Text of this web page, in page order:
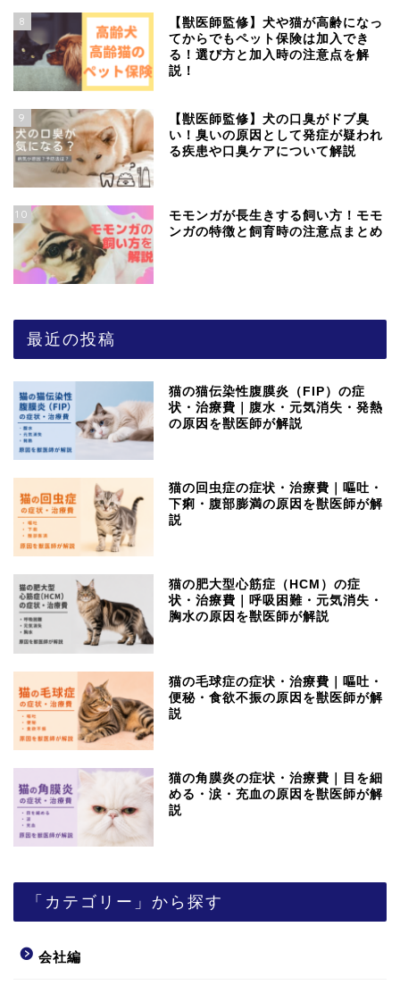
8
【獣医師監修】犬や猫が高齢になっ
てからでもペット保険は加入でき
る！選び方と加入時の注意点を解
説！
9
【獣医師監修】犬の口臭がドブ臭
い！臭いの原因として発症が疑われ
る疾患や口臭ケアについて解説
10
モモンガが長生きする飼い方！モモ
ンガの特徴と飼育時の注意点まとめ
最近の投稿
猫の猫伝染性腹膜炎（FIP）の症
状・治療費｜腹水・元気消失・発熱
の原因を獣医師が解説
猫の回虫症の症状・治療費｜嘔吐・
下痢・腹部膨満の原因を獣医師が解
説
猫の肥大型心筋症（HCM）の症
状・治療費｜呼吸困難・元気消失・
胸水の原因を獣医師が解説
猫の毛球症の症状・治療費｜嘔吐・
便秘・食欲不振の原因を獣医師が解
説
猫の角膜炎の症状・治療費｜目を細
める・涙・充血の原因を獣医師が解
説
「カテゴリー」から探す
会社編